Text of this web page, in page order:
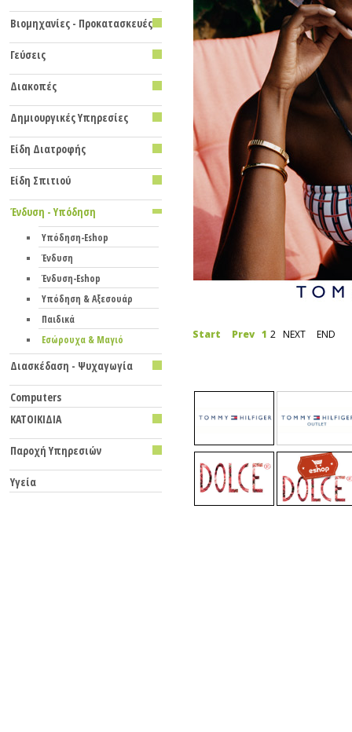
Βιομηχανίες - Προκατασκευές
Γεύσεις
Διακοπές
Δημιουργικές Υπηρεσίες
Είδη Διατροφής
Eίδη Σπιτιού
Ένδυση - Υπόδηση
Υπόδηση-Eshop
Ένδυση
Ένδυση-Eshop
Υπόδηση & Aξεσουάρ
Παιδικά
Εσώρουχα & Mαγιό
Διασκέδαση - Ψυχαγωγία
Computers
ΚΑΤΟΙΚΙΔΙΑ
Παροχή Υπηρεσιών
Υγεία
Start Prev 1 2 NEXT END